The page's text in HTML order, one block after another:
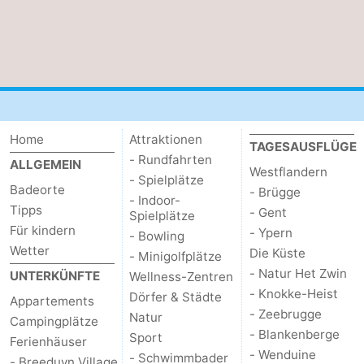
Home
ALLGEMEIN
Badeorte
Tipps
Für kindern
Wetter
UNTERKÜNFTE
Appartements
Campingplätze
Ferienhäuser
Attraktionen
- Rundfahrten
- Spielplätze
- Indoor-
Spielplätze
- Bowling
- Minigolfplätze
Wellness-Zentren
Dörfer & Städte
Natur
Sport
- Schwimmbader
TAGESAUSFLÜGE
Westflandern
- Brügge
- Gent
- Ypern
Die Küste
- Natur Het Zwin
- Knokke-Heist
- Zeebrugge
- Blankenberge
- Wenduine